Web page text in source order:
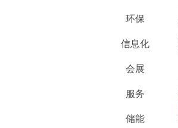
环保
信息化
会展
服务
储能